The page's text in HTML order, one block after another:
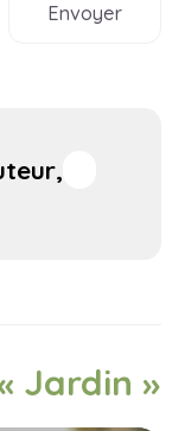
Envoyer
Jardin »